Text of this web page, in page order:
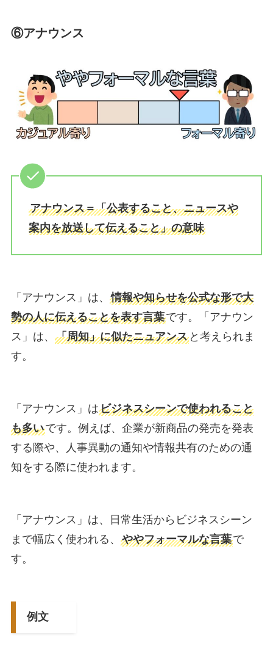
⑥アナウンス
アナウンス＝「公表すること、ニュースや
案内を放送して伝えること」の意味
「アナウンス」は、 情報や知らせを公式な形で大
勢の人に伝えることを表す言葉です。「アナウン
ス」は、 「周知」に似たニュアンスと考えられま
す。
「アナウンス」はビジネスシーンで使われること
も多いです。例えば、企業が新商品の発売を発表
する際や、人事異動の通知や情報共有のための通
知をする際に使われます。
「アナウンス」は、日常生活からビジネスシーン
まで幅広く使われる、 ややフォーマルな言葉で
す。
例文